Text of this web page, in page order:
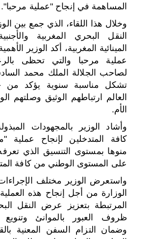
المساهمة في إنجاح "عملية مرحبا".
وخلال هذا اللقاء، الذي جمع بين
النقل البحري المغربية
المينائية المغربية، أكد الوزير
عملية مرحبا والتي تحظى
لصاحب الجلالة الملك محمد
تشكل مناسبة سنوية يؤكد من
العالم ارتباطهم الوثيق وصلتهم
الأم.
وأشاد الوزير بالمجهودات
منوها بمستوى التنسيق الذي
على المستوى الوطني من كافة
واستعرض الوزير مختلف الإجراءات
الوزارة من أجل إنجاح هذه
المرتبطة بتعزيز عرض النقل
ظروف العبور بالموانئ وتنويع
وضمان التزام السفن المعنية